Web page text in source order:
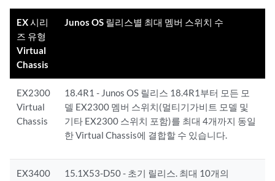
EX 시리
즈 유형
Virtual
Chassis
Junos OS 릴리스별 최대 멤버 스위치 수
EX2300
Virtual
Chassis
18.4R1 - Junos OS 릴리스 18.4R1부터 모든 모
델 EX2300 멤버 스위치(멀티기가비트 모델 및
기타 EX2300 스위치 포함)를 최대 4개까지 동일
한 Virtual Chassis에 결합할 수 있습니다.
EX3400
15.1X53-D50 - 초기 릴리스. 최대 10개의